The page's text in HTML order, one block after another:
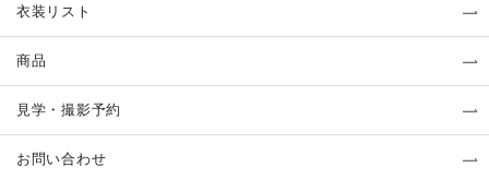
衣装リスト
商品
見学・撮影予約
お問い合わせ